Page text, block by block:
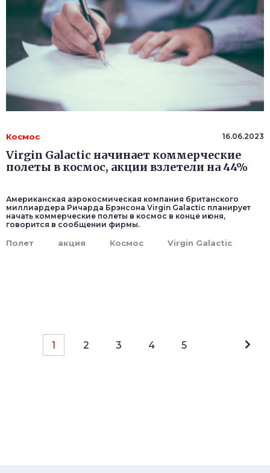
Космос 16.06.2023
Virgin Galactic начинает коммерческие
полеты в космос, акции взлетели на 44%
Американская аэрокосмическая компания британского
миллиардера Ричарда Брэнсона Virgin Galactic планирует
начать коммерческие полеты в космос в конце июня,
говорится в сообщении фирмы.
Полет акция Космос Virgin Galactic
1 2 3 4 5